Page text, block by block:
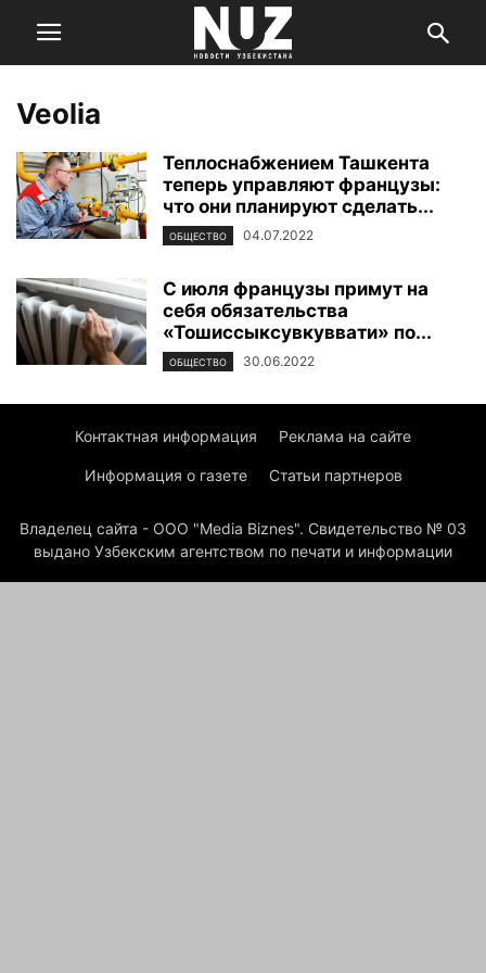
Veolia
Теплоснабжением Ташкента
теперь управляют французы:
что они планируют сделать...
ОБЩЕСТВО 04.07.2022
С июля французы примут на
себя обязательства
«Тошиссыксувкуввати» по...
ОБЩЕСТВО 30.06.2022
Контактная информация Реклама на сайте
Информация о газете Статьи партнеров
Владелец сайта - ООО "Media Biznes". Свидетельство № 03
выдано Узбекским агентством по печати и информации